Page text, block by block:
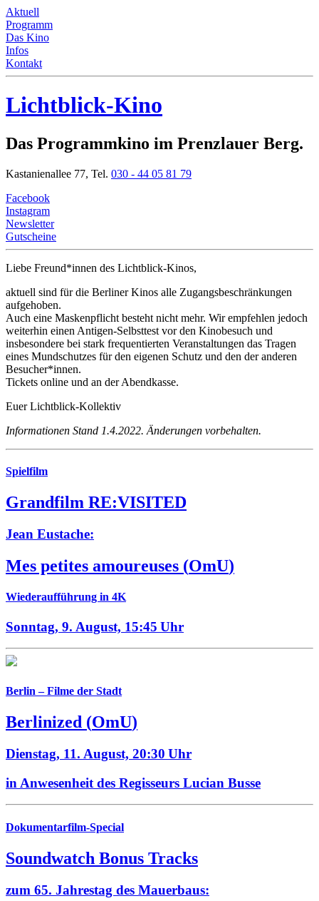
Aktuell
Programm
Das Kino
Infos
Kontakt
Lichtblick-Kino
Das Programmkino im Prenzlauer Berg.
Kastanienallee 77, Tel. 030 - 44 05 81 79
Facebook
Instagram
Newsletter
Gutscheine
Liebe Freund*innen des Lichtblick-Kinos,
aktuell sind für die Berliner Kinos alle Zugangsbeschränkungen
aufgehoben.
Auch eine Maskenpflicht besteht nicht mehr. Wir empfehlen jedoch
weiterhin einen Antigen-Selbsttest vor den Kinobesuch und
insbesondere bei stark frequentierten Veranstaltungen das Tragen
eines Mundschutzes für den eigenen Schutz und den der anderen
Besucher*innen.
Tickets online und an der Abendkasse.
Euer Lichtblick-Kollektiv
Informationen Stand 1.4.2022. Änderungen vorbehalten.
Spielfilm
Grandfilm RE:VISITED
Jean Eustache:
Mes petites amoureuses (OmU)
Wiederaufführung in 4K
Sonntag, 9. August, 15:45 Uhr
Berlin – Filme der Stadt
Berlinized (OmU)
Dienstag, 11. August, 20:30 Uhr
in Anwesenheit des Regisseurs Lucian Busse
Dokumentarfilm-Special
Soundwatch Bonus Tracks
zum 65. Jahrestag des Mauerbaus: